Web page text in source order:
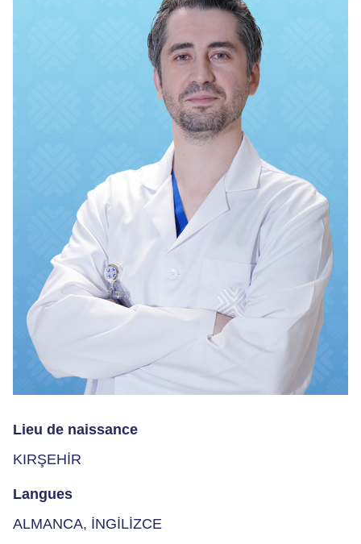
Lieu de naissance
KIRŞEHİR
Langues
ALMANCA, İNGİLİZCE